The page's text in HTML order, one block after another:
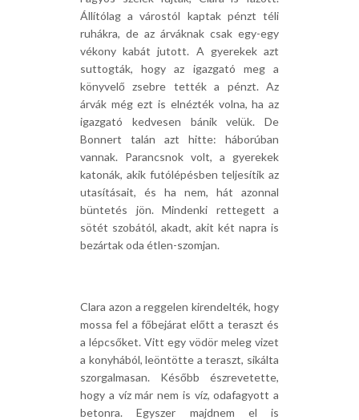
Állítólag a várostól kaptak pénzt téli
ruhákra, de az árváknak csak egy-egy
vékony kabát jutott. A gyerekek azt
suttogták, hogy az igazgató meg a
könyvelő zsebre tették a pénzt. Az
árvák még ezt is elnézték volna, ha az
igazgató kedvesen bánik velük. De
Bonnert talán azt hitte: háborúban
vannak. Parancsnok volt, a gyerekek
katonák, akik futólépésben teljesítik az
utasításait, és ha nem, hát azonnal
büntetés jön. Mindenki rettegett a
sötét szobától, akadt, akit két napra is
bezártak oda étlen-szomjan.
Clara azon a reggelen kirendelték, hogy
mossa fel a főbejárat előtt a teraszt és
a lépcsőket. Vitt egy vödör meleg vizet
a konyhából, leöntötte a teraszt, sikálta
szorgalmasan. Később észrevetette,
hogy a víz már nem is víz, odafagyott a
betonra. Egyszer majdnem el is